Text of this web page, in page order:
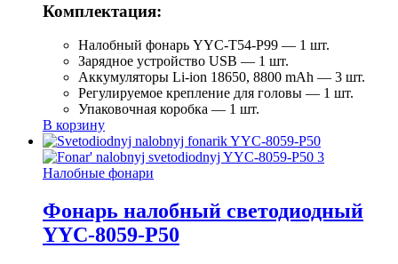
Комплектация:
Налобный фонарь YYC-T54-P99 — 1 шт.
Зарядное устройство USB — 1 шт.
Аккумуляторы Li-ion 18650, 8800 mAh — 3 шт.
Регулируемое крепление для головы — 1 шт.
Упаковочная коробка — 1 шт.
В корзину
Налобные фонари
Фонарь налобный светодиодный
YYC-8059-P50